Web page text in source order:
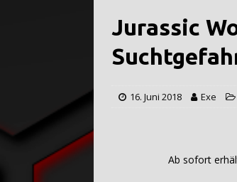
Jurassic
16. Juni 2018 Exe
Getestet und
Ab sofort erhältlich für